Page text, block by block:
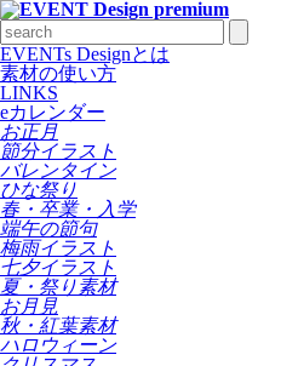
EVENTs Designとは
素材の使い方
LINKS
eカレンダー
お正月
節分イラスト
バレンタイン
ひな祭り
春・卒業・入学
端午の節句
梅雨イラスト
七夕イラスト
夏・祭り素材
お月見
秋・紅葉素材
ハロウィーン